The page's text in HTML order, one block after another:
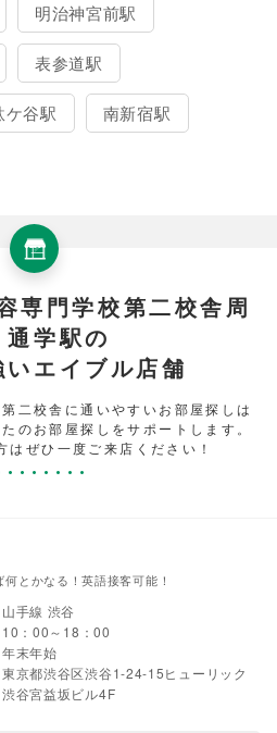
明治神宮前駅
表参道駅
ケ谷駅 南新宿駅
専門学校第二校舎周
通学駅の
エイブル店舗
二校舎に通いやすいお部屋探しは
のお部屋探しをサポートします。
はぜひ一度ご来店ください！
とかなる！英語接客可能！
山手線 渋谷
10：00～18：00
年末年始
東京都渋谷区渋谷1-24-15ヒューリック
渋谷宮益坂ビル4F